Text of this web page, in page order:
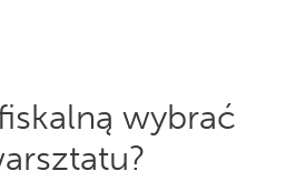
wybrać